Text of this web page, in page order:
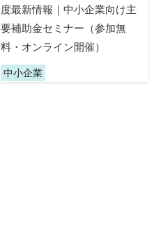
度最新情報｜中小企業向け主
要補助金セミナー（参加無
料・オンライン開催）
中小企業